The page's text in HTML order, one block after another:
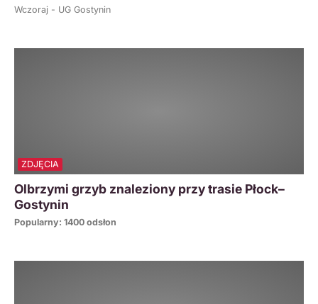
Wczoraj - UG Gostynin
ZDJĘCIA
Olbrzymi grzyb znaleziony przy trasie Płock–
Gostynin
Popularny: 1400 odsłon